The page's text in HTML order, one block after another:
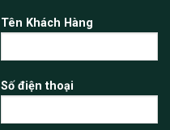
Tên Khách Hàng
Số điện thoại